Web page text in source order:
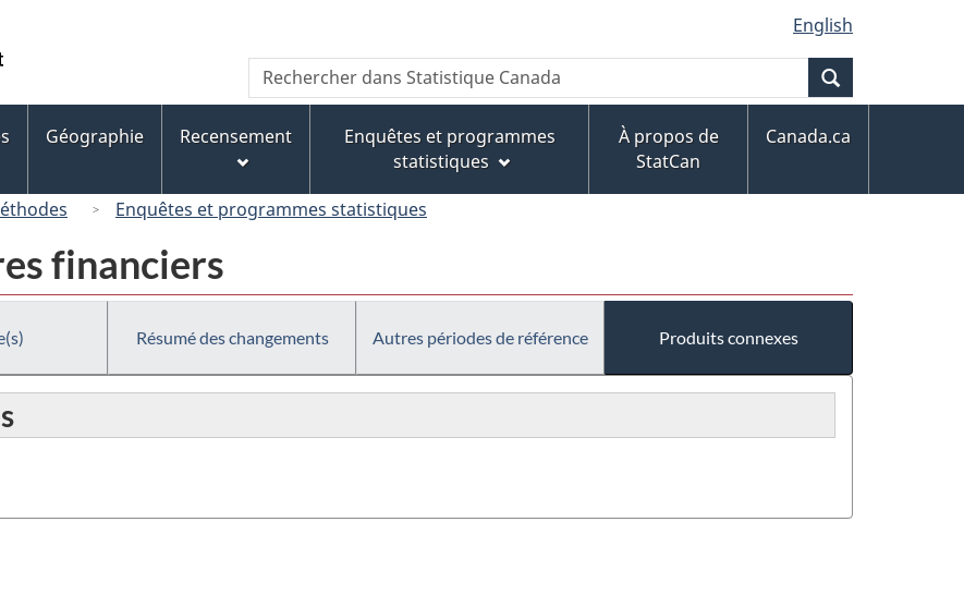
au
contenu
principal
« À
propos
de
ce
version
HTML
simplifiée
English
Canada
Recherche
Rechercher
dans
Canada
Géographie Recensement
Enquêtes et programmes
statistiques
À propos de
StatCan
Canada.ca
Enquêtes et programmes statistiques
financiers
Résumé des changements Autres périodes de référence Produits connexes